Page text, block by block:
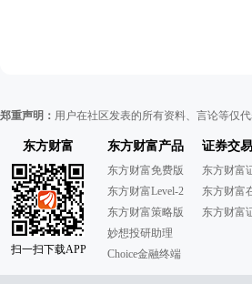
郑重声明： 用户在社区发表的所有资料、言论等仅
东方财富
扫一扫下载APP
东方财富产品
东方财富免费版
东方财富Level-2
东方财富策略版
妙想投研助理
Choice金融终端
证券交易
东方财富
东方财富
东方财富